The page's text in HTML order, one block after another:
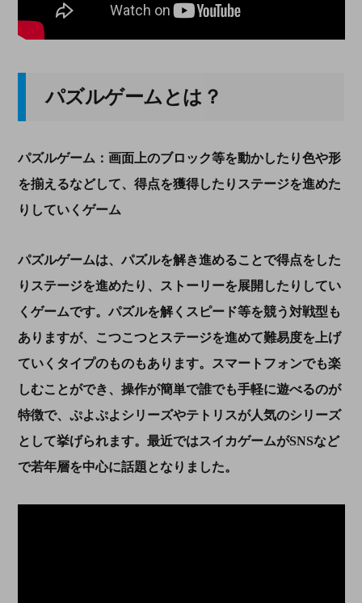
パズルゲームとは？
パズルゲーム：画面上のブロック等を動かしたり色や形
を揃えるなどして、得点を獲得したりステージを進めた
りしていくゲーム
パズルゲームは、パズルを解き進めることで得点をした
りステージを進めたり、ストーリーを展開したりしてい
くゲームです。パズルを解くスピード等を競う対戦型も
ありますが、こつこつとステージを進めて難易度を上げ
ていくタイプのものもあります。スマートフォンでも楽
しむことができ、操作が簡単で誰でも手軽に遊べるのが
特徴で、ぷよぷよシリーズやテトリスが人気のシリーズ
として挙げられます。最近ではスイカゲームがSNSなど
で若年層を中心に話題となりました。